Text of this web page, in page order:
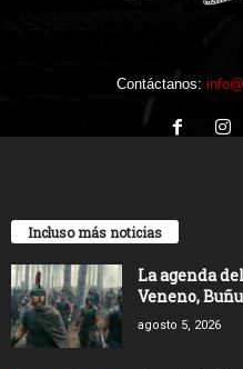
Contáctanos:
Incluso más noticias
La agenda
Veneno,
agosto 5, 2026